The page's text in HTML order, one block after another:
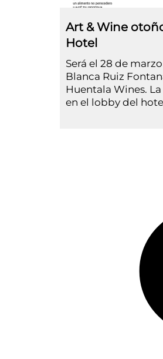
Art & Wine
Hotel
Será el 28 de
Blanca Ruiz
Huentala Wines. La
en el lobby del